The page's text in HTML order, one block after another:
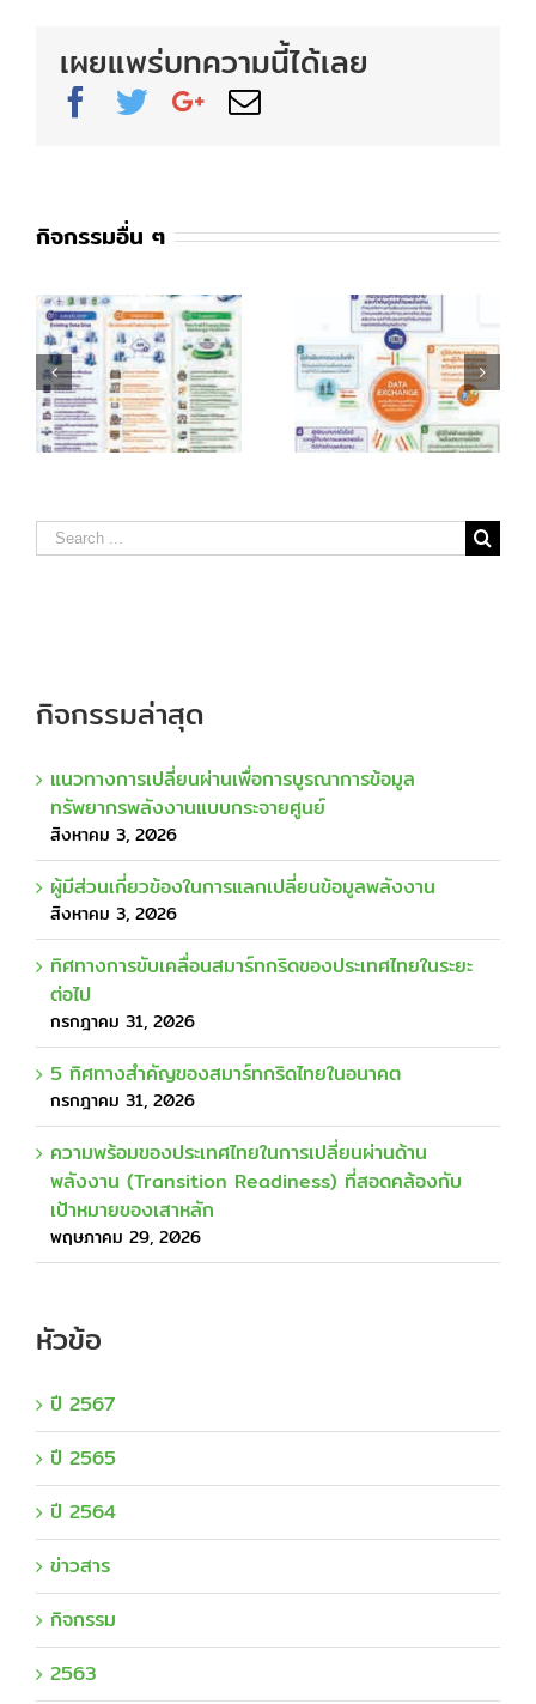
เผยแพร่บทความนี้ได้เลย
Facebook
TwitterGoogle+
Email
กิจกรรมอื่น ๆ
ผู้มีส่วนเกี่ยวข้องในการแลก
เปลี่ยนข้อมูลพลังงาน
ทิศทางการขับเคลื่อนสมาร์ทกริด
ของประเทศไทยในระยะต่อไป
Search
for:
กิจกรรมล่าสุด
แนวทางการเปลี่ยนผ่านเพื่อการบูรณาการข้อมูล
ทรัพยากรพลังงานแบบกระจายศูนย์
สิงหาคม 3, 2026
ผู้มีส่วนเกี่ยวข้องในการแลกเปลี่ยนข้อมูลพลังงาน
สิงหาคม 3, 2026
ทิศทางการขับเคลื่อนสมาร์ทกริดของประเทศไทยในระยะ
ต่อไป
กรกฎาคม 31, 2026
5 ทิศทางสำคัญของสมาร์ทกริดไทยในอนาคต
กรกฎาคม 31, 2026
ความพร้อมของประเทศไทยในการเปลี่ยนผ่านด้าน
พลังงาน (Transition Readiness) ที่สอดคล้องกับ
เป้าหมายของเสาหลัก
พฤษภาคม 29, 2026
หัวข้อ
ปี 2567
ปี 2565
ปี 2564
ข่าวสาร
กิจกรรม
2563